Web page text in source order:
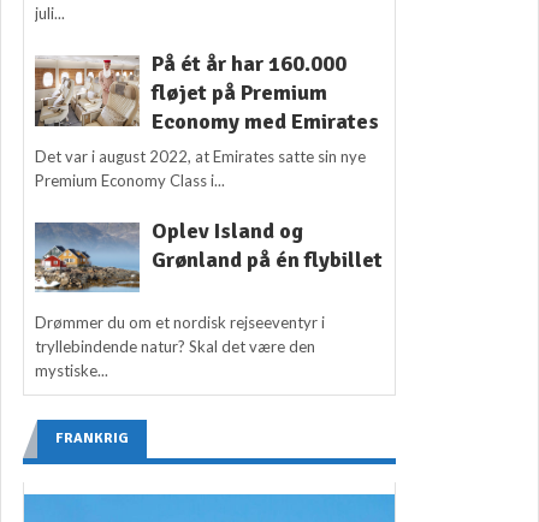
juli...
På ét år har 160.000
fløjet på Premium
Economy med Emirates
Det var i august 2022, at Emirates satte sin nye
Premium Economy Class i...
Oplev Island og
Grønland på én flybillet
Drømmer du om et nordisk rejseeventyr i
tryllebindende natur? Skal det være den
mystiske...
FRANKRIG